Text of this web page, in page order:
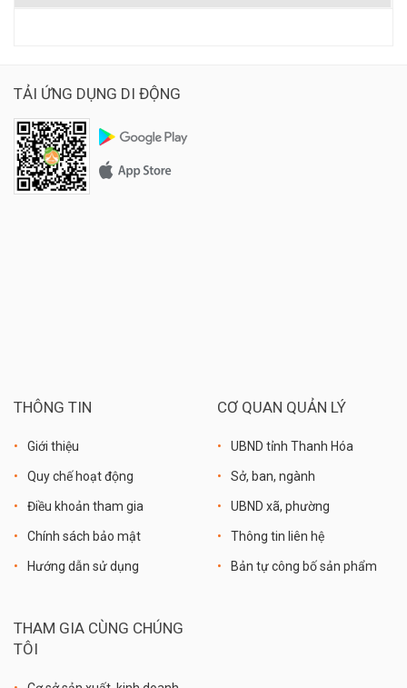
TẢI ỨNG DỤNG DI ĐỘNG
THÔNG TIN
Giới thiệu
Quy chế hoạt động
Điều khoản tham gia
Chính sách bảo mật
Hướng dẫn sử dụng
CƠ QUAN QUẢN LÝ
UBND tỉnh Thanh Hóa
Sở, ban, ngành
UBND xã, phường
Thông tin liên hệ
Bản tự công bố sản phẩm
THAM GIA CÙNG CHÚNG
TÔI